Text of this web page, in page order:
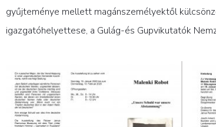
gyűjteménye mellett magánszemélyektől
igazgatóhelyettese, a Gulág-és Gupvikutatók